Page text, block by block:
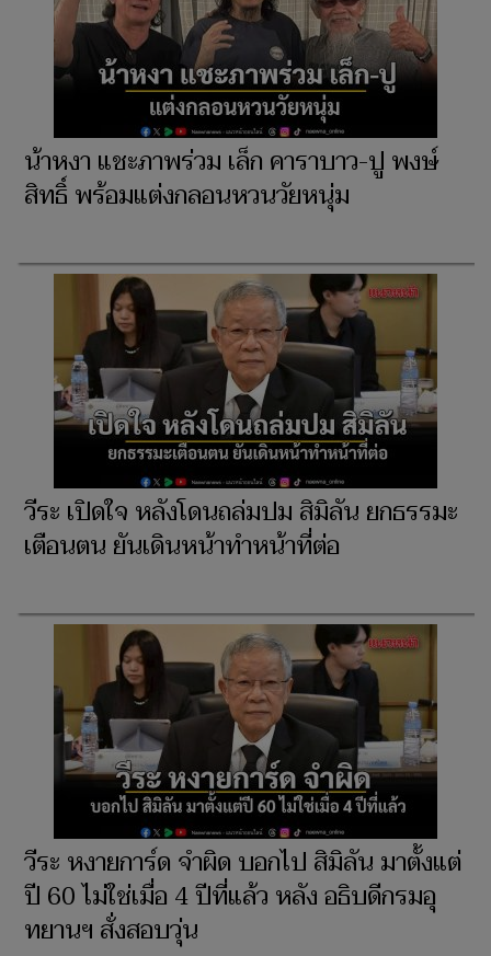
น้าหงา แชะภาพร่วม เล็ก คาราบาว-ปู พงษ์
สิทธิ์ พร้อมแต่งกลอนหวนวัยหนุ่ม
วีระ เปิดใจ หลังโดนถล่มปม สิมิลัน ยกธรรมะ
เตือนตน ยันเดินหน้าทำหน้าที่ต่อ
วีระ หงายการ์ด จำผิด บอกไป สิมิลัน มาตั้งแต่
ปี 60 ไม่ใช่เมื่อ 4 ปีที่แล้ว หลัง อธิบดีกรมอุ
ทยานฯ สั่งสอบวุ่น